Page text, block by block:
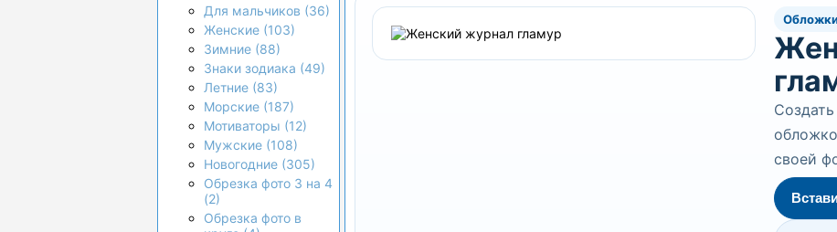
Для мальчиков (36)
Женские (103)
Зимние (88)
Знаки зодиака (49)
Летние (83)
Морские (187)
Мотиваторы (12)
Мужские (108)
Новогодние (305)
Обрезка фото 3 на 4
(2)
Обрезка фото в
своей